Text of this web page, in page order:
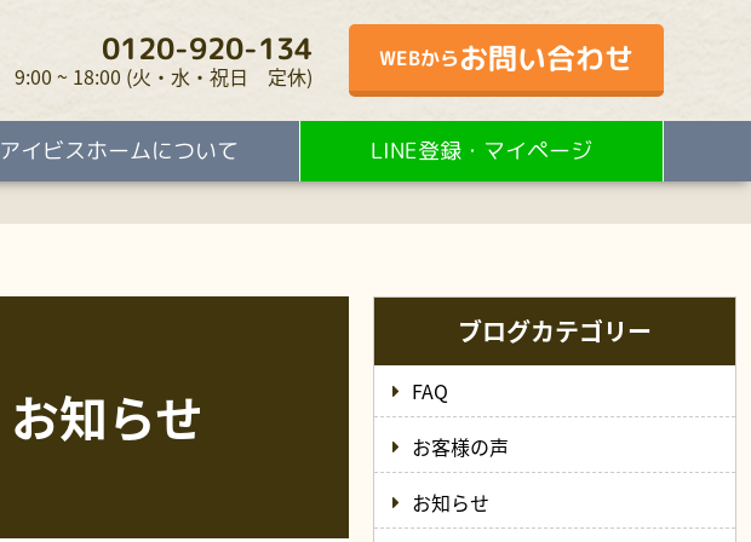
0120-920-134
9:00 ~ 18:00 (火・水・祝日 定休)
WEBからお問い合わせ
アイビスホームについて LINE登録・マイページ
お知らせ
ブログカテゴリー
FAQ
お客様の声
お知らせ